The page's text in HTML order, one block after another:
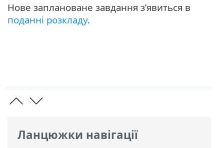
Ланцюжки навігації
Нове заплановане завдання з’явиться в
поданні розкладу.